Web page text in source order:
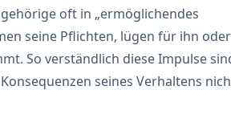
oft in „ermöglichendes
seine Pflichten, lügen für ihn oder
So verständlich diese Impulse
seines Verhaltens